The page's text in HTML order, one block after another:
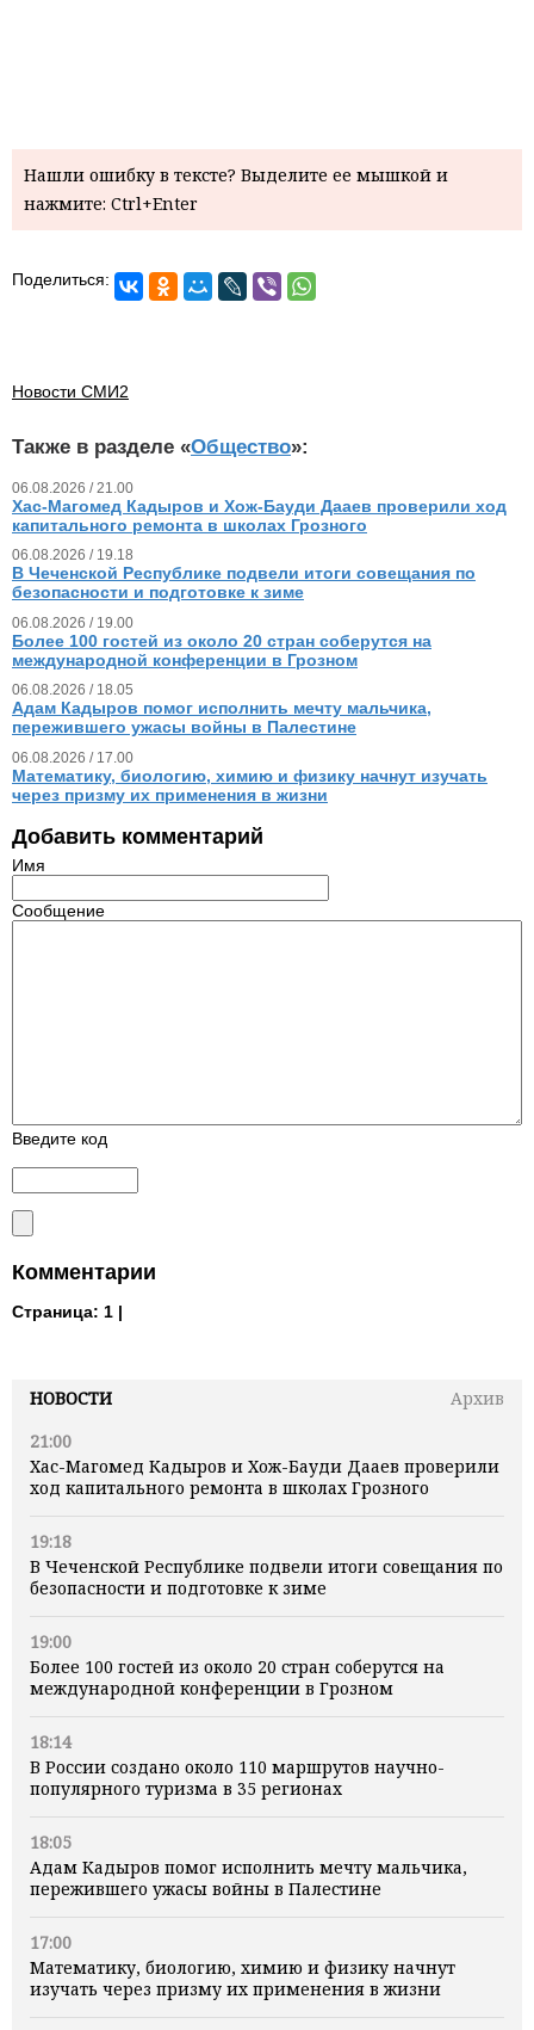
НОВОСТИ
Архив
21:00
Хас-Магомед Кадыров и Хож-Бауди Дааев проверили
ход капитального ремонта в школах Грозного
19:18
В Чеченской Республике подвели итоги совещания по
безопасности и подготовке к зиме
19:00
Более 100 гостей из около 20 стран соберутся на
международной конференции в Грозном
18:14
В России создано около 110 маршрутов научно-
популярного туризма в 35 регионах
18:05
Адам Кадыров помог исполнить мечту мальчика,
пережившего ужасы войны в Палестине
17:00
Математику, биологию, химию и физику начнут
изучать через призму их применения в жизни
Нашли ошибку в тексте? Выделите ее мышкой и
нажмите: Ctrl+Enter
Поделиться:
Новости СМИ2
Также в разделе «Общество»:
06.08.2026 / 21.00
Хас-Магомед Кадыров и Хож-Бауди Дааев проверили ход
капитального ремонта в школах Грозного
06.08.2026 / 19.18
В Чеченской Республике подвели итоги совещания по
безопасности и подготовке к зиме
06.08.2026 / 19.00
Более 100 гостей из около 20 стран соберутся на
международной конференции в Грозном
06.08.2026 / 18.05
Адам Кадыров помог исполнить мечту мальчика,
пережившего ужасы войны в Палестине
06.08.2026 / 17.00
Математику, биологию, химию и физику начнут изучать
через призму их применения в жизни
Добавить комментарий
Имя
Сообщение
Введите код
Комментарии
Страница: 1 |